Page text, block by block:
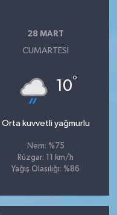
28 MART
CUMARTESI
10°
Orta kuvvetli yağmurlu
Nem: %75
Rüzgar: 11 km/h
Yağış Olasılığı: %86